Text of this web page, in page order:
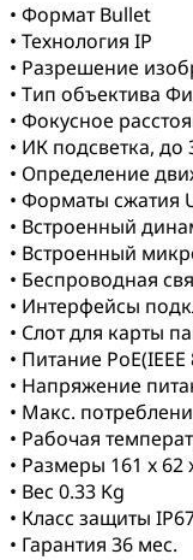
• Формат Bullet
• Технология IP
• Разрешение
• Тип объектива
• Фокусное
• ИК подсветка, до
• Определение
• Форматы сжатия
• Встроенный
• Встроенный
• Беспроводная
• Интерфейсы
• Слот для карты
• Питание
• Напряжение
• Макс.
• Рабочая
• Размеры 161 x 62
• Вес 0.33 Kg
• Класс защиты
• Гарантия 36 мес.